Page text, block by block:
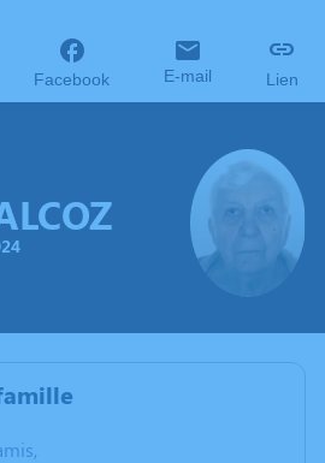
Facebook E-mail Lien